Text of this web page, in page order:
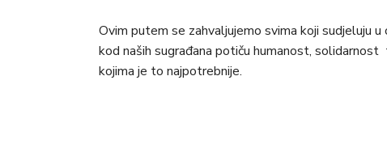
Ovim putem se zahvaljujemo svima koji sudjeluju
kod naših sugrađana potiču humanost,
kojima je to najpotrebnije.